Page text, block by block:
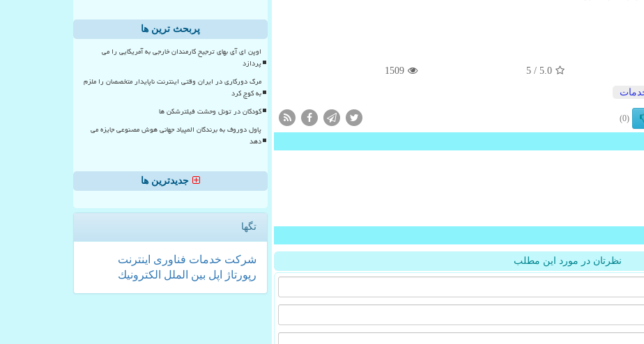
5.0
/ 5
1509
(0)
نظرتان در مورد این مطلب
پربحث ترین ها
اوپن ای آی بهای ترجیح کارمندان خارجی به آمریکایی را می
پردازد
مرگ دورکاری در ایران وقتی اینترنت ناپایدار متخصصان را ملزم
به کوچ کرد
کودکان در تونل وحشت فیلترشکن ها
پاول دوروف به برندگان المپیاد جهانی هوش مصنوعی جایزه می
دهد
جدیدترین ها
تگها
شركت خدمات فناوری اینترنت
رپورتاژ
اپل بین الملل الكترونیك